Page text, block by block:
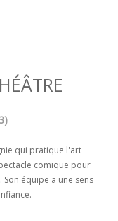
qui pratique l'art
comique pour
équipe a une sens